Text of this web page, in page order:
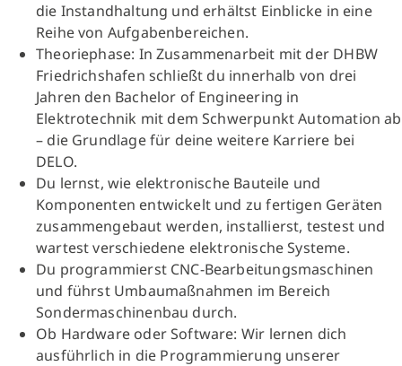
die Instandhaltung und erhältst Einblicke in eine
Reihe von Aufgabenbereichen.
Theoriephase: In Zusammenarbeit mit der DHBW
Friedrichshafen schließt du innerhalb von drei
Jahren den Bachelor of Engineering in
Elektrotechnik mit dem Schwerpunkt Automation ab
– die Grundlage für deine weitere Karriere bei
DELO.
Du lernst, wie elektronische Bauteile und
Komponenten entwickelt und zu fertigen Geräten
zusammengebaut werden, installierst, testest und
wartest verschiedene elektronische Systeme.
Du programmierst CNC-Bearbeitungsmaschinen
und führst Umbaumaßnahmen im Bereich
Sondermaschinenbau durch.
Ob Hardware oder Software: Wir lernen dich
ausführlich in die Programmierung unserer